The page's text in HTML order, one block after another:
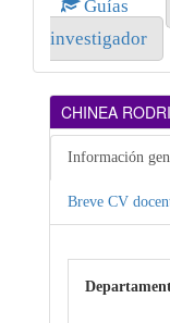
Guías
investigador
CHINEA
Información
Breve CV